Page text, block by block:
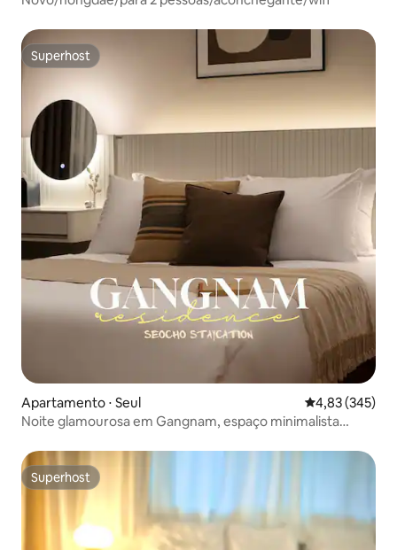
Superhost
Superhost
Apartamento ⋅ Seul 4,83 de uma
4,83 (345)
Noite glamourosa em Gangnam, espaço minimalista
Superhost
Superhost